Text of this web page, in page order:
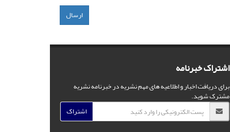
ارسال
اشتراک خبرنامه
برای دریافت اخبار و اطلاعیه های مهم نشریه در خبرنامه نشریه
مشترک شوید.
اشتراک